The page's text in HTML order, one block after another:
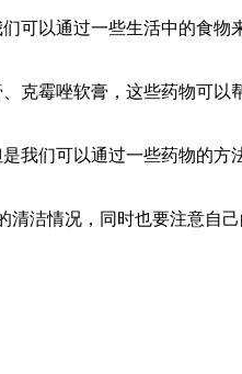
可以通过一些生活中的食物
克霉唑软膏，这些药物可以
我们可以通过一些药物的方
洁情况，同时也要注意自